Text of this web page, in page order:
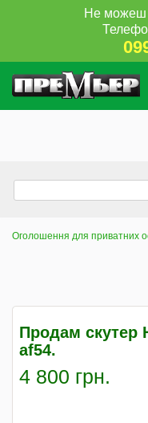
Не можеш
Оголошення для приватних
Продам скутер
af54.
4 800 грн.